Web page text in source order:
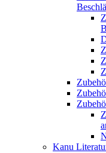
Kanu